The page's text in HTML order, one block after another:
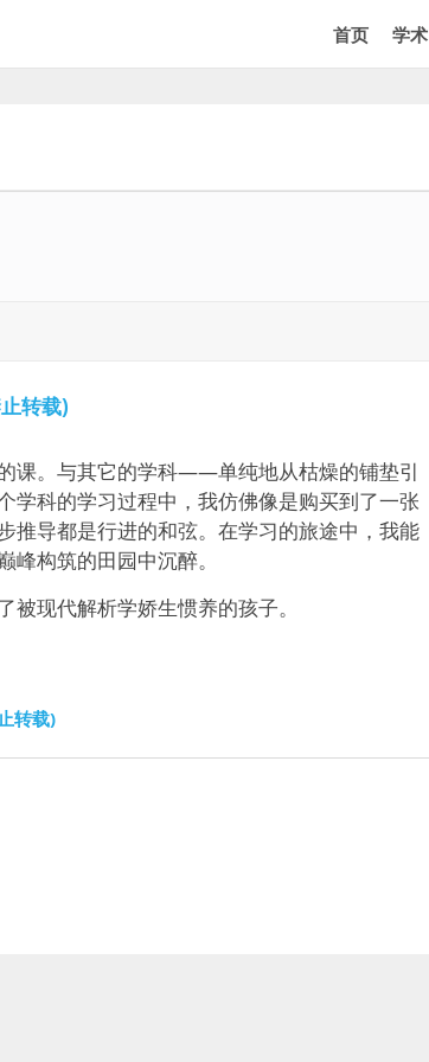
首页 学术
转载)
课。与其它的学科——单纯地从枯燥的铺垫引
科的学习过程中，我仿佛像是购买到了一张
推导都是行进的和弦。在学习的旅途中，我能
构筑的田园中沉醉。
现代解析学娇生惯养的孩子。
转载)